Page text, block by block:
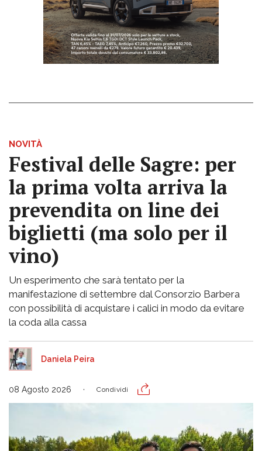
NOVITÀ
Festival delle Sagre: per
la prima volta arriva la
prevendita on line dei
biglietti (ma solo per il
vino)
Un esperimento che sarà tentato per la
manifestazione di settembre dal Consorzio Barbera
con possibilità di acquistare i calici in modo da evitare
la coda alla cassa
Daniela Peira
08 Agosto 2026 Condividi